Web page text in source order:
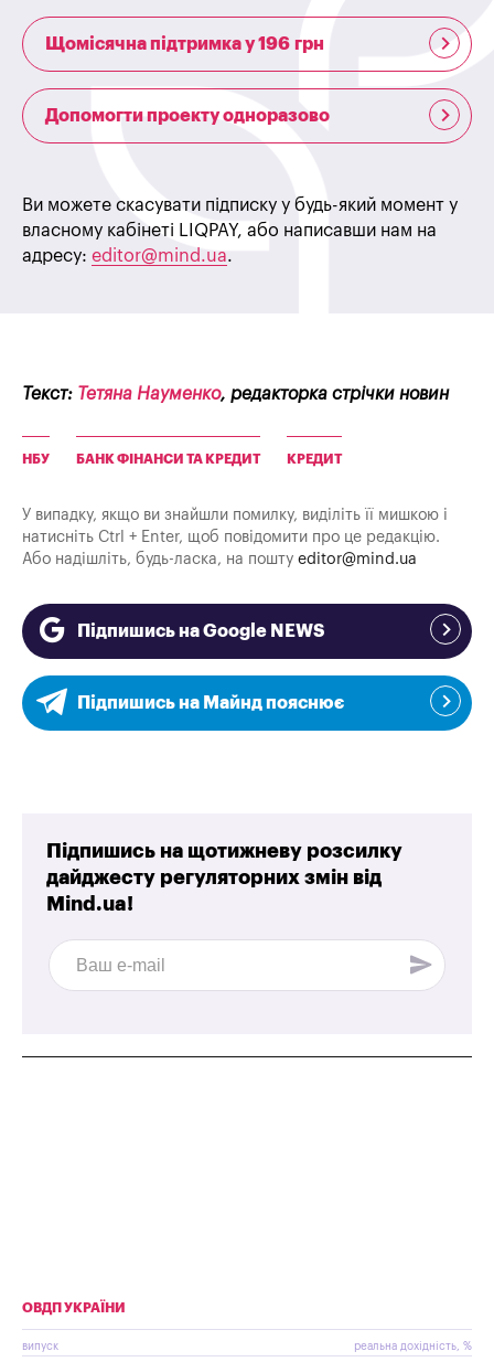
Щомісячна підтримка у 196 грн
Допомогти проекту одноразово
Ви можете скасувати підписку у будь-який момент у
власному кабінеті LIQPAY, або написавши нам на
адресу: editor@mind.ua.
Текст: Тетяна Науменко, редакторка стрічки новин
НБУ БАНК ФІНАНСИ ТА КРЕДИТ КРЕДИТ
У випадку, якщо ви знайшли помилку, виділіть її мишкою і
натисніть Ctrl + Enter, щоб повідомити про це редакцію.
Або надішліть, будь-ласка, на пошту editor@mind.ua
Підпишись на Google NEWS
Підпишись на Майнд пояснює
Підпишись на щотижневу розсилку
дайджесту регуляторних змін від
Mind.ua!
ОВДП УКРАЇНИ
випуск реальна дохідність, %